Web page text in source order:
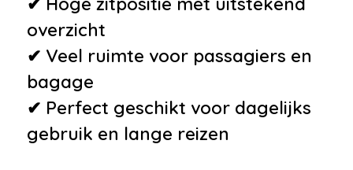
elektrische bediening voor
openen en sluiten
Exclusive-pakket
•Lederlook ARTICO
Luchtvering en automatische
niveauregeling
overzicht
✔ Veel ruimte voor passagiers en
bagage
✔ Perfect geschikt voor dagelijks
gebruik en lange reizen